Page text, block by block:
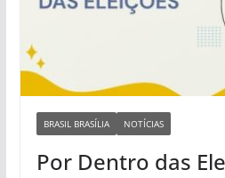
BRASIL BRASÍLIA NOTÍCIAS
Por Dentro das